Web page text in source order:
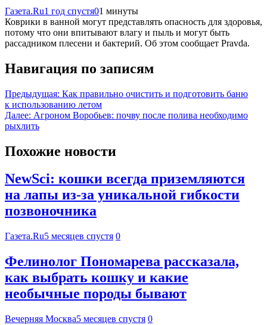
Газета.Ru1 год спустя01 минуты
Коврики в ванной могут представлять опасность для здоровья,
потому что они впитывают влагу и пыль и могут быть
рассадником плесени и бактерий. Об этом сообщает Pravda.
Навигация по записям
Предыдущая: Как правильно очистить и подготовить баню
к использованию летом
Далее: Агроном Воробьев: почву после полива необходимо
рыхлить
Похожие новости
NewSci: кошки всегда приземляются
на лапы из-за уникальной гибкости
позвоночника
Газета.Ru5 месяцев спустя 0
Фелинолог Пономарева рассказала,
как выбрать кошку и какие
необычные породы бывают
Вечерняя Москва5 месяцев спустя 0